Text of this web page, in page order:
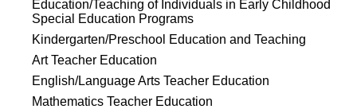
Education/Teaching of Individuals in Early Childhood
Special Education Programs
Kindergarten/Preschool Education and Teaching
Art Teacher Education
English/Language Arts Teacher Education
Mathematics Teacher Education